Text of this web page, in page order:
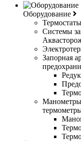
Оборудование
Термостаты
Системы
Запорная